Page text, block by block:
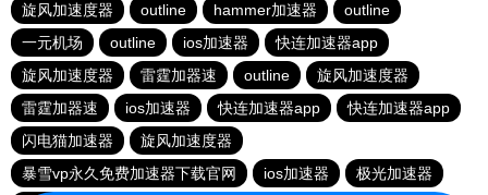
旋风加速度器
outline hammer加速器
outline
一元机场
outline ios加速器
快连加速器app
旋风加速度器
雷霆加器速 outline
旋风加速度器
雷霆加器速
ios加速器 快连加速器app
快连加速器app
闪电猫加速器
旋风加速度器
暴雪vp永久免费加速器下载官网
ios加速器 极光加速器